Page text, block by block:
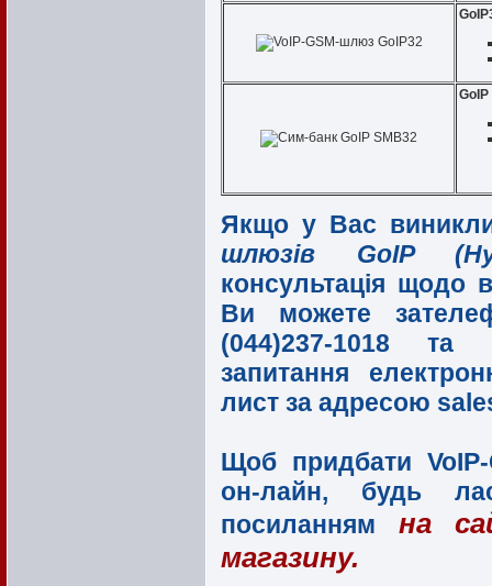
Якщо у Вас
шлюзів GoIP
консультація щодо
Ви можете
(044)237-1018 та
запитання
лист за адресою
Щоб придбати
он-лайн, будь
посиланням на
магазину.